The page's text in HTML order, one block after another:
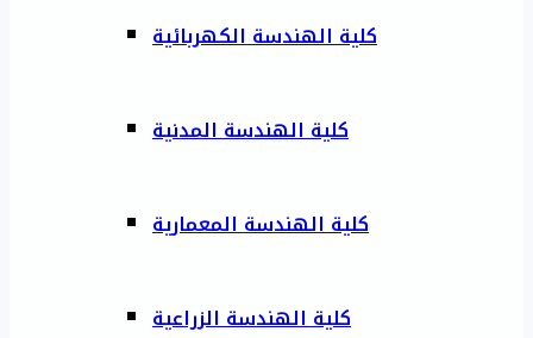
كلية الهندسة الكهربائية
كلية الهندسة المدنية
كلية الهندسة المعمارية
كلية الهندسة الزراعية